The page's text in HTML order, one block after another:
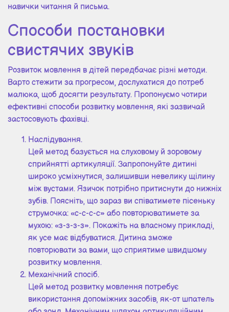
навички читання й письма.
Способи постановки
свистячих звуків
Розвиток мовлення в дітей передбачає різні методи.
Варто стежити за прогресом, дослухатися до потреб
малюка, щоб досягти результату. Пропонуємо чотири
ефективні способи розвитку мовлення, які зазвичай
застосовують фахівці.
Наслідування.
Цей метод базується на слуховому й зоровому
сприйнятті артикуляції. Запропонуйте дитині
широко усміхнутися, залишивши невелику щілину
між вустами. Язичок потрібно притиснути до нижніх
зубів. Поясніть, що зараз ви співатимете пісеньку
струмочка: «с-с-с-с» або повторюватимете за
мухою: «з-з-з-з». Покажіть на власному прикладі,
як усе має відбуватися. Дитина зможе
повторювати за вами, що сприятиме швидшому
розвитку мовлення.
Механічний спосіб.
Цей метод розвитку мовлення потребує
використання допоміжних засобів, як-от шпатель